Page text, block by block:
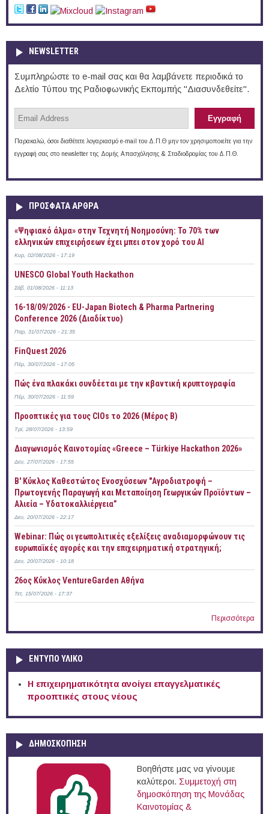
NEWSLETTER
Συμπληρώστε το e-mail σας και θα λαμβάνετε περιοδικά το
Δελτίο Τύπου της Ραδιοφωνικής Εκπομπής "Διασυνδεθείτε".
Παρακαλώ, όσοι διαθέτετε λογαριασμό e-mail του Δ.Π.Θ μην τον χρησιμοποιείτε για την
εγγραφή σας στο newsletter της Δομής Απασχόλησης & Σταδιοδρομίας του Δ.Π.Θ.
ΠΡOΣΦΑΤΑ AΡΘΡΑ
«Ψηφιακό άλμα» στην Τεχνητή Νοημοσύνη: Το 70% των
ελληνικών επιχειρήσεων έχει μπει στον χορό του AI
Κυρ, 02/08/2026 - 17:19
UNESCO Global Youth Hackathon
Σάβ, 01/08/2026 - 11:13
16-18/09/2026 - EU-Japan Biotech & Pharma Partnering
Conference 2026 (Διαδίκτυο)
Παρ, 31/07/2026 - 21:35
FinQuest 2026
Πέμ, 30/07/2026 - 17:05
Πώς ένα πλακάκι συνδέεται με την κβαντική κρυπτογραφία
Πέμ, 30/07/2026 - 11:59
Προοπτικές για τους CIOs το 2026 (Μέρος Β)
Τρί, 28/07/2026 - 13:59
Διαγωνισμός Καινοτομίας «Greece – Türkiye Hackathon 2026»
Δευ, 27/07/2026 - 17:55
B' Κύκλος Καθεστώτος Ενοσχύσεων "Αγροδιατροφή –
Πρωτογενής Παραγωγή και Μεταποίηση Γεωργικών Προϊόντων –
Αλιεία – Υδατοκαλλιέργεια”
Δευ, 20/07/2026 - 22:17
Webinar: Πώς οι γεωπολιτικές εξελίξεις αναδιαμορφώνουν τις
ευρωπαϊκές αγορές και την επιχειρηματική στρατηγική;
Δευ, 20/07/2026 - 10:18
26ος Κύκλος VentureGarden Αθήνα
Τετ, 15/07/2026 - 17:37
Περισσότερα
ΕΝΤΥΠΟ ΥΛΙΚΟ
Η επιχειρηματικότητα ανοίγει επαγγελματικές
προοπτικές στους νέους
ΔΗΜΟΣΚΟΠΗΣΗ
Βοηθήστε μας να γίνουμε
καλύτεροι. Συμμετοχή στη
δημοσκόπηση της Μονάδας
Καινοτομίας &